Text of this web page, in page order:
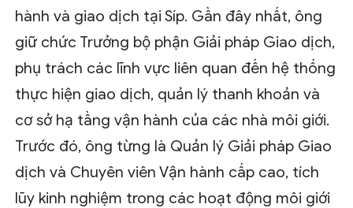
hành và giao dịch tại Síp. Gần đây nhất, ông
giữ chức Trưởng bộ phận Giải pháp Giao dịch,
phụ trách các lĩnh vực liên quan đến hệ thống
thực hiện giao dịch, quản lý thanh khoản và
cơ sở hạ tầng vận hành của các nhà môi giới.
Trước đó, ông từng là Quản lý Giải pháp Giao
dịch và Chuyên viên Vận hành cấp cao, tích
lũy kinh nghiệm trong các hoạt động môi giới